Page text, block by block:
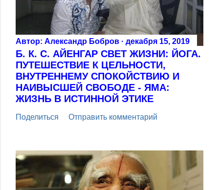
Автор: Александр Бобров декабря 15, 2019
Б. К. С. АЙЕНГАР СВЕТ ЖИЗНИ: ЙОГА.
ПУТЕШЕСТВИЕ К ЦЕЛЬНОСТИ,
ВНУТРЕННЕМУ СПОКОЙСТВИЮ И
НАИВЫСШЕЙ СВОБОДЕ - ЯМА:
ЖИЗНЬ В ИСТИННОЙ ЭТИКЕ
Поделиться Отправить комментарий